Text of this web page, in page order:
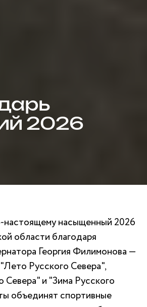
2026
насыщенный 2026
области благодаря
Георгия Филимонова —
Русского Севера",
Севера" и "Зима Русского
объединят спортивные